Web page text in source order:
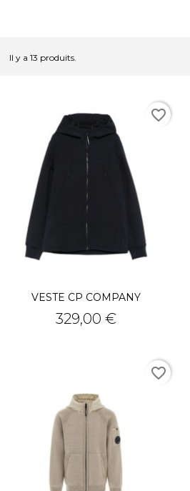
Il y a 13 produits.
VESTE CP COMPANY
Prix
329,00 €
favorite_border
favorite_border